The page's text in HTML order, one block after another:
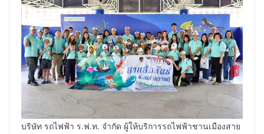
บริษัท รถไฟฟ้า ร.ฟ.ท. จำกัด ผู้ให้บริการรถไฟฟ้าชานเมืองสาย